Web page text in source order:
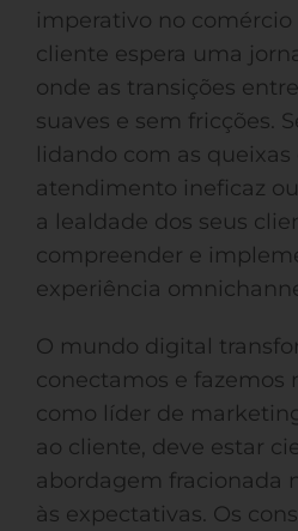
imperativo no comércio
cliente espera uma
onde as transições
suaves e sem fricções.
lidando com as
atendimento ineficaz
a lealdade dos seus
compreender e
experiência
O mundo digital
conectamos e fazemos
como líder de
ao cliente, deve estar
abordagem fracionada
às expectativas. Os